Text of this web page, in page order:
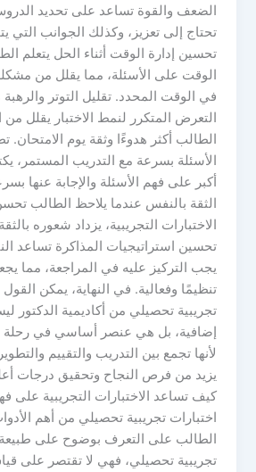
الضعف والقوة تساعد على تحديد
تحتاج إلى تعزيز، وكذلك الجوانب التي
تحسين إدارة الوقت أثناء الحل يتعلم
الوقت على الأسئلة، مما يقلل من مشكلة
في الوقت المحدد. تقليل التوتر
التعرض المتكرر لنمط الاختبار يقلل
الطالب أكثر هدوءًا وثقة يوم الامتحان.
الأسئلة بسرعة مع التدريب المستمر،
أكبر على فهم الأسئلة والإجابة عنها
الثقة بالنفس عندما يلاحظ الطالب
الاختبارات التجريبية، يزداد شعوره
تحسين استراتيجيات المذاكرة تساعد
يجب التركيز عليه في المراجعة، مما
تنظيمًا وفعالية. في النهاية، يمكن
تجريبية تحصيلي من أكاديمية
إضافية، بل هي عنصر أساسي في رحلة
لأنها تجمع بين التدريب والتقييم
يزيد من فرص النجاح وتحقيق درجات
كيف تساعد الاختبارات التجريبية على
اختبارات تجريبية تحصيلي من أهم
الطالب على التعرف بوضوح على طبيعة
تجريبية تحصيلي، فهي لا تقتصر على